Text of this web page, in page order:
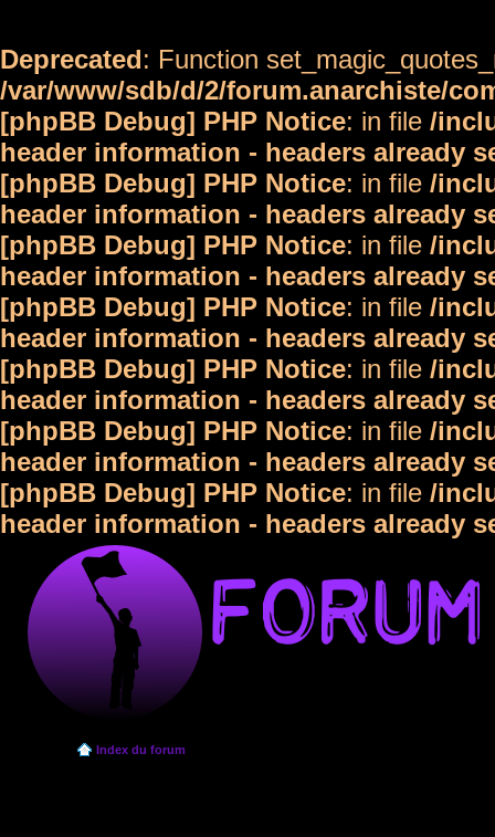
Deprecated: Function
/var/www/sdb/d/2/forum.anarchiste/
[phpBB Debug] PHP Notice: in file /
header information - headers already
[phpBB Debug] PHP Notice: in file /
header information - headers already
[phpBB Debug] PHP Notice: in file /
header information - headers already
[phpBB Debug] PHP Notice: in file /
header information - headers already
[phpBB Debug] PHP Notice: in file /
header information - headers already
[phpBB Debug] PHP Notice: in file /
header information - headers already
[phpBB Debug] PHP Notice: in file /
header information - headers already
Index du forum